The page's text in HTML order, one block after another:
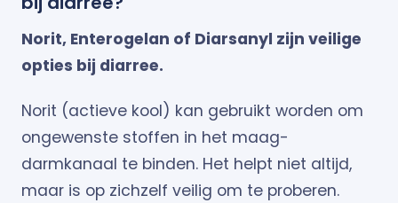
Norit, Enterogelan of Diarsanyl zijn veilige
opties bij diarree.
Norit (actieve kool) kan gebruikt worden om
ongewenste stoffen in het maag-
darmkanaal te binden. Het helpt niet altijd,
maar is op zichzelf veilig om te proberen.